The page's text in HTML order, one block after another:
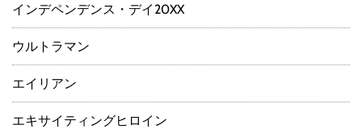
インデペンデンス・デイ20XX
ウルトラマン
エイリアン
エキサイティングヒロイン